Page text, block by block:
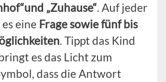
„Zuhause“. Auf jeder
eine Frage sowie fünf bis
. Tippt das Kind
es das Licht zum
dass die Antwort